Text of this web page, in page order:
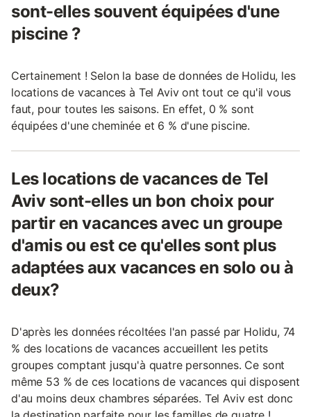
sont-elles souvent équipées d'une
piscine ?
Certainement ! Selon la base de données de Holidu, les
locations de vacances à Tel Aviv ont tout ce qu'il vous
faut, pour toutes les saisons. En effet, 0 % sont
équipées d'une cheminée et 6 % d'une piscine.
Les locations de vacances de Tel
Aviv sont-elles un bon choix pour
partir en vacances avec un groupe
d'amis ou est ce qu'elles sont plus
adaptées aux vacances en solo ou à
deux?
D'après les données récoltées l'an passé par Holidu, 74
% des locations de vacances accueillent les petits
groupes comptant jusqu'à quatre personnes. Ce sont
même 53 % de ces locations de vacances qui disposent
d'au moins deux chambres séparées. Tel Aviv est donc